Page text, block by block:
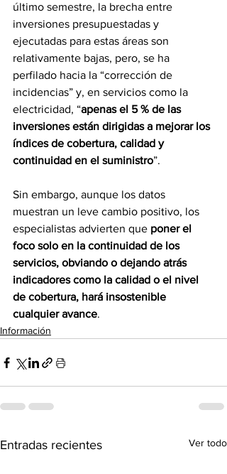
último semestre, la brecha entre
inversiones presupuestadas y
ejecutadas para estas áreas son
relativamente bajas, pero, se ha
perfilado hacia la “corrección de
incidencias” y, en servicios como la
electricidad, “apenas el 5 % de las
inversiones están dirigidas a mejorar los
índices de cobertura, calidad y
continuidad en el suministro”.
Sin embargo, aunque los datos
muestran un leve cambio positivo, los
especialistas advierten que poner el
foco solo en la continuidad de los
servicios, obviando o dejando atrás
indicadores como la calidad o el nivel
de cobertura, hará insostenible
cualquier avance.
Información
Entradas recientes Ver todo